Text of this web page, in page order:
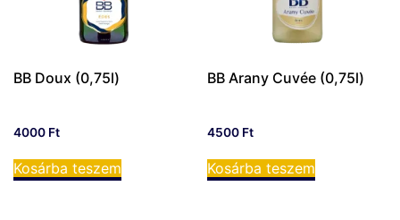
BB Doux (0,75l)
4000 Ft
Kosárba teszem
BB Arany Cuvée (0,75l)
4500 Ft
Kosárba teszem